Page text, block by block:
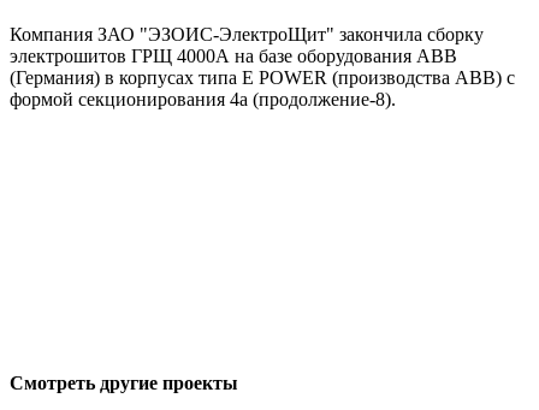
Компания ЗАО "ЭЗОИС-ЭлектроЩит" закончила сборку
электрошитов ГРЩ 4000А на базе оборудования АВВ
(Германия) в корпусах типа E POWER (производства АВВ) с
формой секционирования 4а (продолжение-8).
Смотреть другие проекты